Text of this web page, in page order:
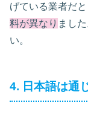
げている業者だ
料が異なり まし
い。
4. 日本語は通